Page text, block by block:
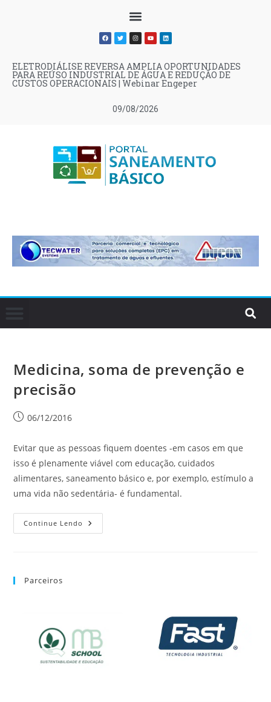
09/08/2026
ELETRODIÁLISE REVERSA AMPLIA OPORTUNIDADES
PARA REÚSO INDUSTRIAL DE ÁGUA E REDUÇÃO DE
CUSTOS OPERACIONAIS | Webinar Engeper
Medicina, soma de prevenção e
precisão
06/12/2016
Evitar que as pessoas fiquem doentes -em casos em que
isso é plenamente viável com educação, cuidados
alimentares, saneamento básico e, por exemplo, estímulo a
uma vida não sedentária- é fundamental.
Continue Lendo
Parceiros